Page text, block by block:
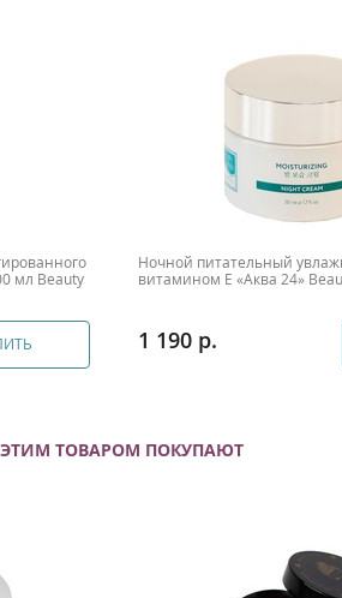
мл Beauty
Ночной питательный
витамином Е «Аква 24»
1 190
ТОВАРОМ ПОКУПАЮТ